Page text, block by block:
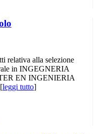
relativa alla selezione
in INGEGNERIA
EN INGENIERIA
leggi tutto]